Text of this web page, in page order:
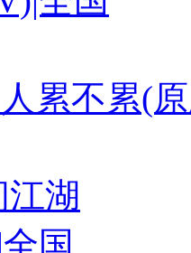
累不累(